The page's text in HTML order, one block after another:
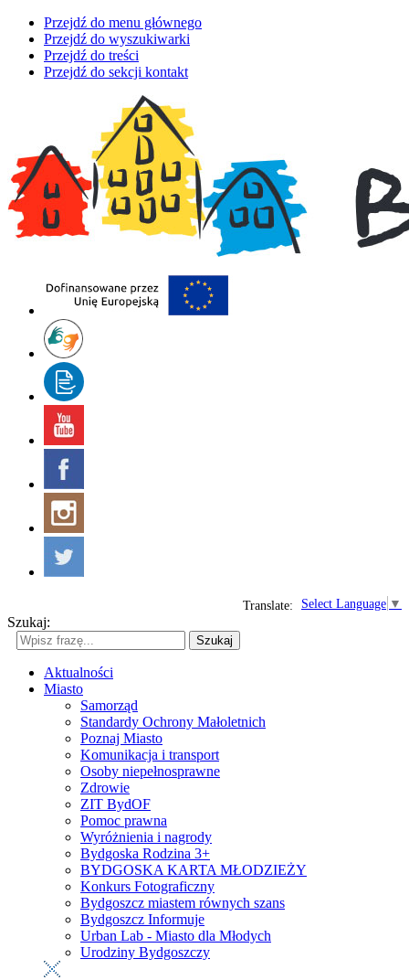
Przejdź do menu głównego
Przejdź do wyszukiwarki
Przejdź do treści
Przejdź do sekcji kontakt
Select Language ▼
Translate:
Szukaj:
Szukaj
Aktualności
Miasto
Samorząd
Standardy Ochrony Małoletnich
Poznaj Miasto
Komunikacja i transport
Osoby niepełnosprawne
Zdrowie
ZIT BydOF
Pomoc prawna
Wyróżnienia i nagrody
Bydgoska Rodzina 3+
BYDGOSKA KARTA MŁODZIEŻY
Konkurs Fotograficzny
Bydgoszcz miastem równych szans
Bydgoszcz Informuje
Urban Lab - Miasto dla Młodych
Urodziny Bydgoszczy